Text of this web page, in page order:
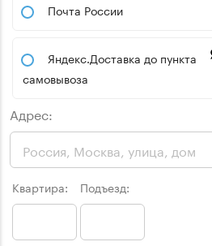
Почта России
Яндекс.Доставка до пункта
самовывоза
Адрес:
Квартира: Подъезд: